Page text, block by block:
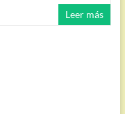
Leer más